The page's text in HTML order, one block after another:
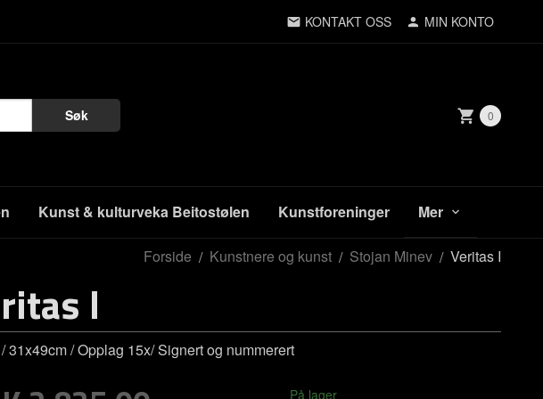
KONTAKT OSS MIN KONTO
Søk 0
Kunst & kulturveka Beitostølen Kunstforeninger Mer
Forside Kunstnere og kunst Stojan Minev Veritas I
I
31x49cm / Opplag 15x/ Signert og nummerert
På lager